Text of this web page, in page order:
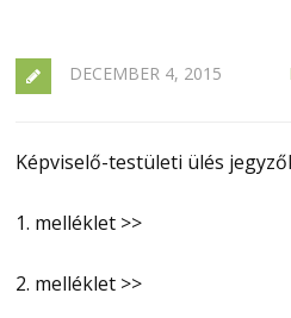
DECEMBER 4, 2015
Képviselő-testületi ülés
1. melléklet >>
2. melléklet >>